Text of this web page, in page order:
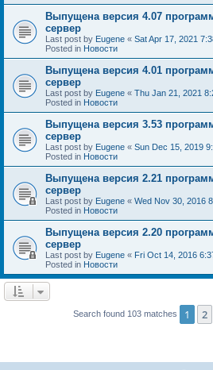
Выпущена версия 4.07
сервер
Last post by Eugene « Sat Apr 17, 2021
Posted in Новости
Выпущена версия 4.01
сервер
Last post by Eugene « Thu Jan 21, 2021
Posted in Новости
Выпущена версия 3.53
сервер
Last post by Eugene « Sun Dec 15, 2019
Posted in Новости
Выпущена версия 2.21
сервер
Last post by Eugene « Wed Nov 30, 2016
Posted in Новости
Выпущена версия 2.20
сервер
Last post by Eugene « Fri Oct 14, 2016
Posted in Новости
Search found 103 matches 1 2